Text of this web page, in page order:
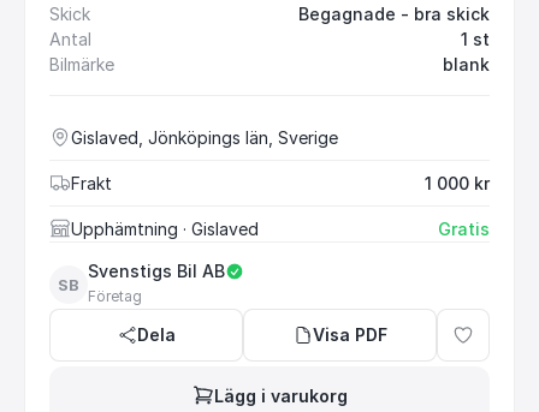
Skick
Begagnade - bra skick
Antal
1 st
Bilmärke
blank
Gislaved, Jönköpings län, Sverige
Frakt 1 000 kr
Upphämtning · Gislaved Gratis
SB
Svenstigs Bil AB
Företag
Dela Visa PDF
Lägg i varukorg